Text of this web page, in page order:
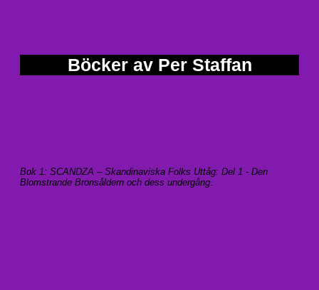
Böcker av Per Staffan
Bok 1: SCANDZA – Skandinaviska Folks Uttåg: Del 1 - Den
Blomstrande Bronsåldern och dess undergång.